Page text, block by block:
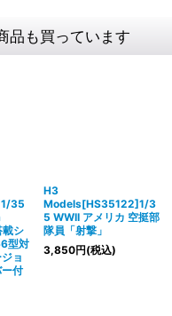
品も買っています
35
シ
型対
ョ
付
H3
Models[HS35122]1/3
5 WWII アメリカ 空挺部
隊員「射撃」
3,850円(税込)